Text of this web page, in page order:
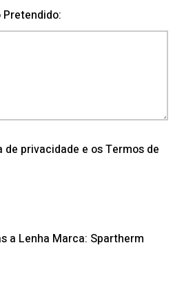
privacidade e os Termos de
a Lenha Marca: Spartherm